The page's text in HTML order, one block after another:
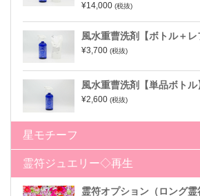
¥14,000 (税抜)
風水重曹洗剤【ボトル＋レ
¥3,700 (税抜)
風水重曹洗剤【単品ボトル
¥2,600 (税抜)
星モチーフ
霊符ジュエリー◇再生
霊符オプション（ロング霊